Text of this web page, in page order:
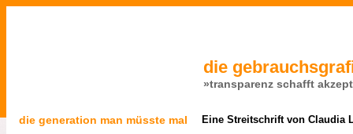
die
»transparenz schafft
die generation man müsste mal
Eine Streitschrift von Claudia